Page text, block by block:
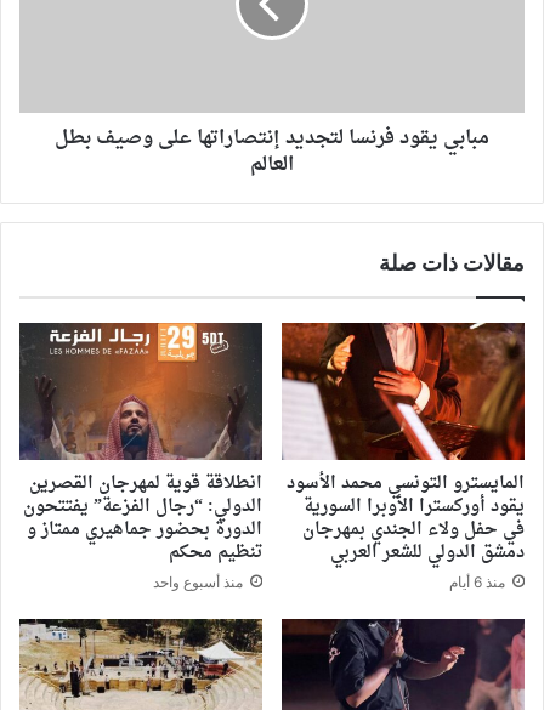
مبابي يقود فرنسا لتجديد إنتصاراتها على وصيف بطل
العالم
مقالات ذات صلة
المايسترو التونسي محمد الأسود
يقود أوركسترا الأوبرا السورية
في حفل ولاء الجندي بمهرجان
دمشق الدولي للشعر العربي
منذ 6 أيام
انطلاقة قوية لمهرجان القصرين
الدولي: “رجال الفزعة” يفتتحون
الدورة بحضور جماهيري ممتاز و
تنظيم محكم
منذ أسبوع واحد